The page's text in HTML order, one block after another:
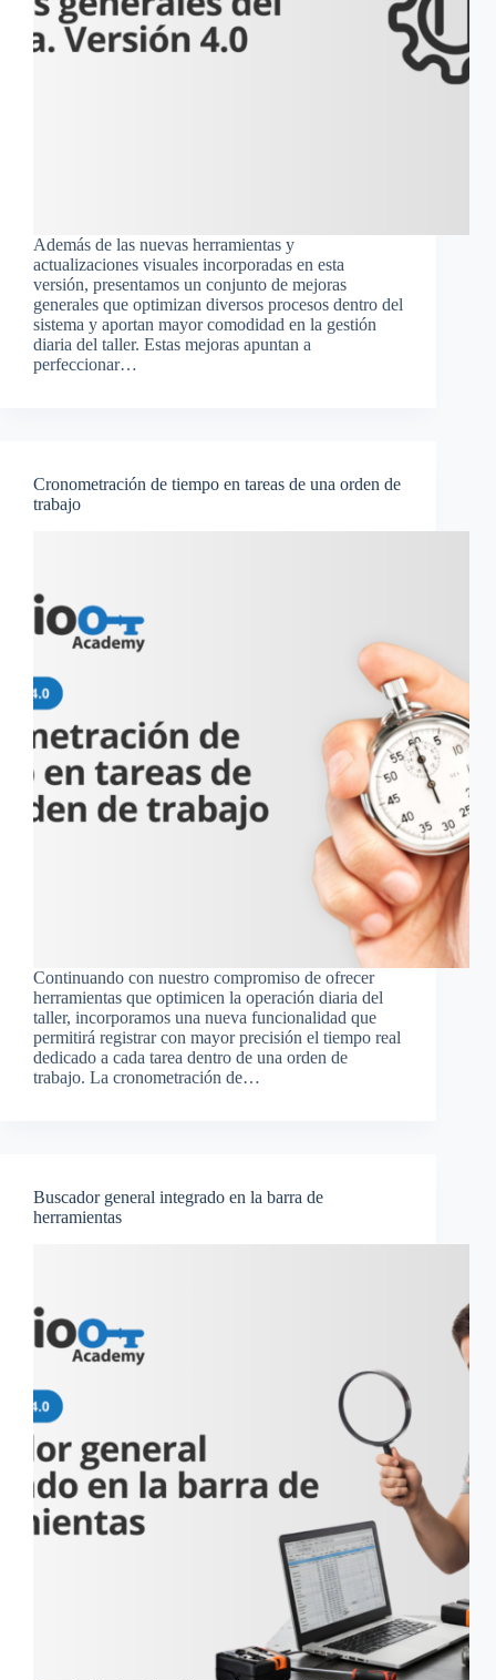
Además de las nuevas herramientas y
actualizaciones visuales incorporadas en esta
versión, presentamos un conjunto de mejoras
generales que optimizan diversos procesos dentro del
sistema y aportan mayor comodidad en la gestión
diaria del taller. Estas mejoras apuntan a
perfeccionar…
Cronometración de tiempo en tareas de una orden de
trabajo
Continuando con nuestro compromiso de ofrecer
herramientas que optimicen la operación diaria del
taller, incorporamos una nueva funcionalidad que
permitirá registrar con mayor precisión el tiempo real
dedicado a cada tarea dentro de una orden de
trabajo. La cronometración de…
Buscador general integrado en la barra de
herramientas